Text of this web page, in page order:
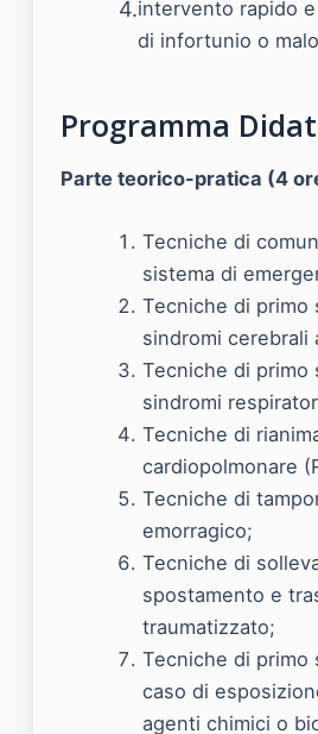
intervento rapido
di infortunio o
Programma
Parte teorico-pratica (4
Tecniche di
sistema di
Tecniche di primo
sindromi cerebrali
Tecniche di primo
sindromi
Tecniche di
cardiopolmonare
Tecniche di
emorragico;
Tecniche di
spostamento e
traumatizzato;
Tecniche di primo
caso di
agenti chimici o